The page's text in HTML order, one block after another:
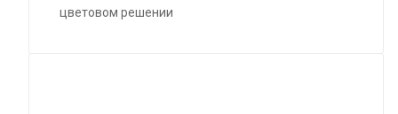
цветовом решении